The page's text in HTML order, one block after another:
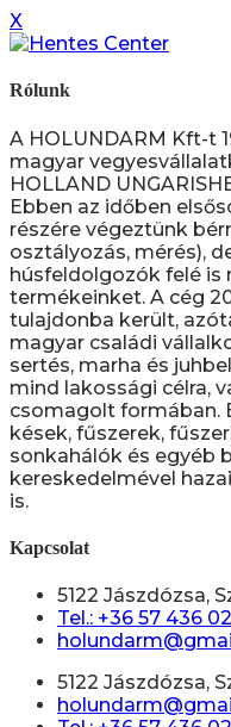
X
Rólunk
A HOLUNDARM Kft-t
magyar
HOLLAND
Ebben az időben
részére végeztünk
osztályozás, mérés),
húsfeldolgozók felé
termékeinket. A cég
tulajdonba került,
magyar családi
sertés, marha és
mind lakossági célra,
csomagolt formában.
kések, fűszerek,
sonkahálók és egyéb
kereskedelmével
is.
Kapcsolat
5122 Jászdózsa,
Tel.: +36 57 436
5122 Jászdózsa,